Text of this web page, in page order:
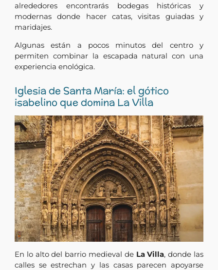
alrededores encontrarás bodegas históricas y
modernas donde hacer catas, visitas guiadas y
maridajes.
Algunas están a pocos minutos del centro y
permiten combinar la escapada natural con una
experiencia enológica.
Iglesia de Santa María: el gótico
isabelino que domina La Villa
En lo alto del barrio medieval de La Villa, donde las
calles se estrechan y las casas parecen apoyarse